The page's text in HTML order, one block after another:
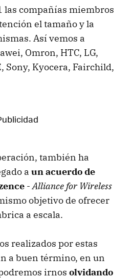
las compañías miembros
el tamaño y la
Así vemos a
Omron, HTC, LG,
Sony, Kyocera, Fairchild,
también ha
a un acuerdo de
-Alliance for Wireless
objetivo de ofrecer
a escala.
realizados por estas
a buen término, en un
irnos olvidando